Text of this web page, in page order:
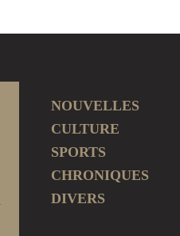
NOUVELLES
CULTURE
SPORTS
CHRONIQUES
DIVERS